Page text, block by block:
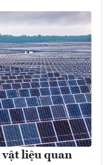
vật liệu quan